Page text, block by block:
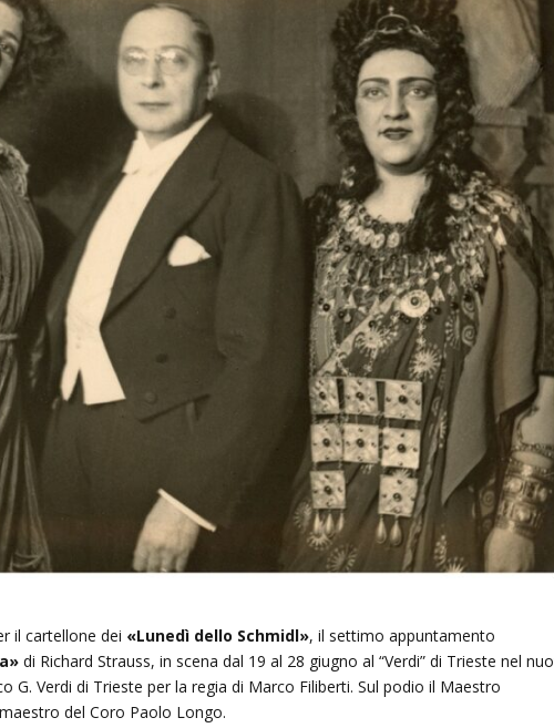
il cartellone dei «Lunedì dello Schmidl», il settimo appuntamento
di Richard Strauss, in scena dal 19 al 28 giugno al “Verdi” di Trieste nel
G. Verdi di Trieste per la regia di Marco Filiberti. Sul podio il Maestro
del Coro Paolo Longo.